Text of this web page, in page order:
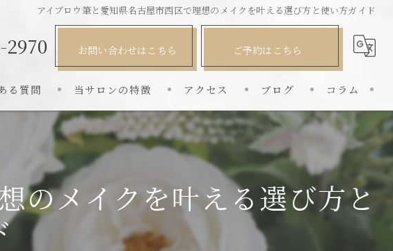
アイブロウ筆と愛知県名古屋市西区で理想のメイクを叶える選び方と使い方ガイド
2970 お問い合わせはこちら ご予約はこちら
る質問 当サロンの特徴
個室
韓国風
眉毛
アクセス ブログ コラム
のメイクを叶える選び方と